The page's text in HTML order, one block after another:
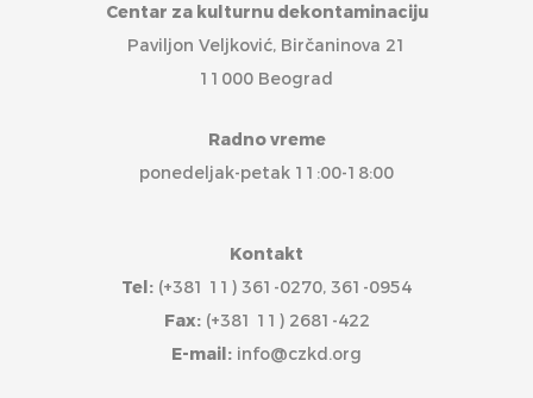
Centar za kulturnu dekontaminaciju
Paviljon Veljković, Birčaninova 21
11000 Beograd
Radno vreme
ponedeljak-petak 11:00-18:00
Kontakt
Tel: (+381 11) 361-0270, 361-0954
Fax:(+381 11) 2681-422
E-mail: info@czkd.org